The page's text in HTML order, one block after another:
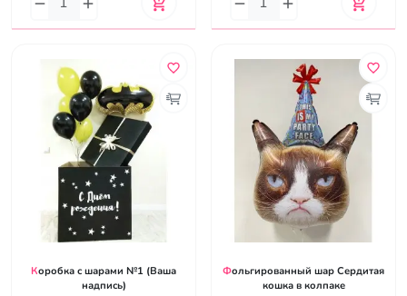
Коробка с шарами №1 (Ваша
надпись)
Фольгированный шар Сердитая
кошка в колпаке